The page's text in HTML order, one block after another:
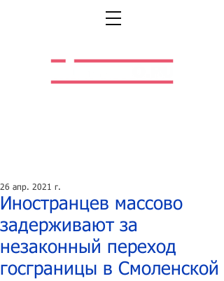
Иностранцев массово
задерживают за
незаконный переход
госграницы в Смоленской
26 апр. 2021 г.